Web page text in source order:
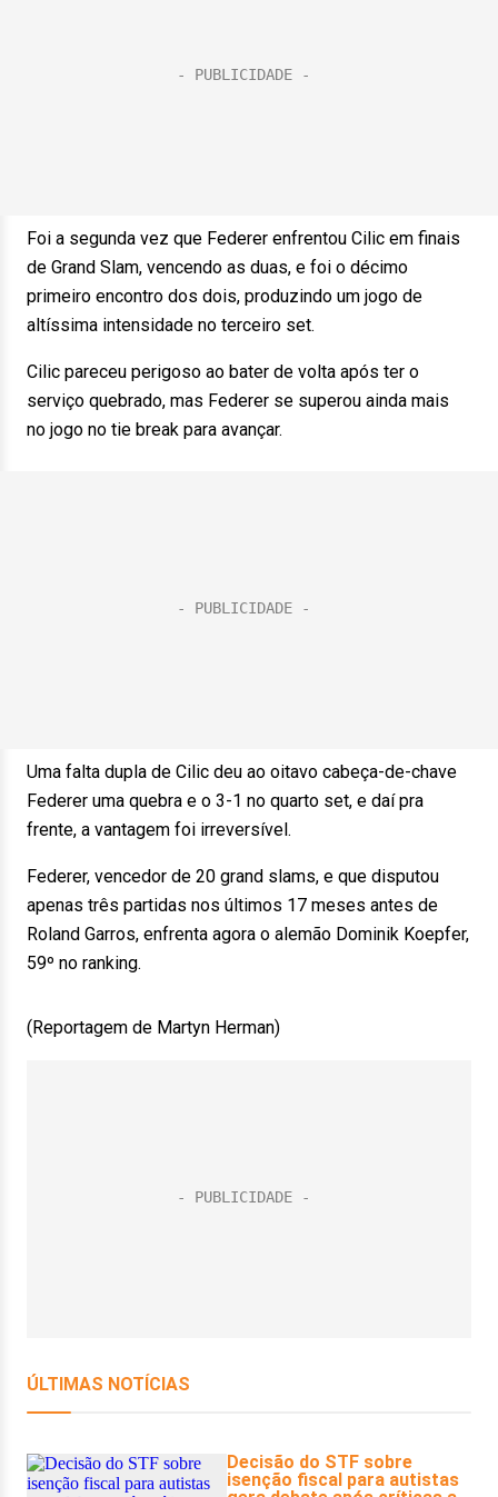
Foi a segunda vez que Federer enfrentou Cilic em finais
de Grand Slam, vencendo as duas, e foi o décimo
primeiro encontro dos dois, produzindo um jogo de
altíssima intensidade no terceiro set.
Cilic pareceu perigoso ao bater de volta após ter o
serviço quebrado, mas Federer se superou ainda mais
no jogo no tie break para avançar.
Uma falta dupla de Cilic deu ao oitavo cabeça-de-chave
Federer uma quebra e o 3-1 no quarto set, e daí pra
frente, a vantagem foi irreversível.
Federer, vencedor de 20 grand slams, e que disputou
apenas três partidas nos últimos 17 meses antes de
Roland Garros, enfrenta agora o alemão Dominik Koepfer,
59º no ranking.
(Reportagem de Martyn Herman)